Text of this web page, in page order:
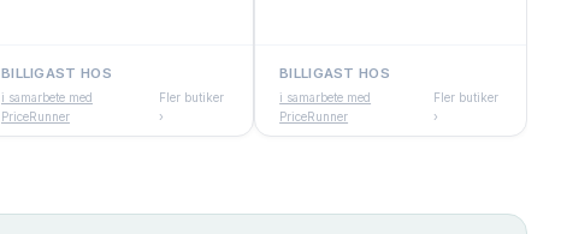
BILLIGAST HOS
i samarbete med
PriceRunner
Fler butiker
›
BILLIGAST HOS
i samarbete med
PriceRunner
Fler butiker
›